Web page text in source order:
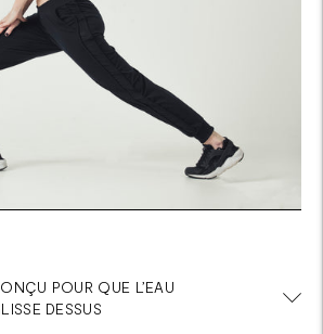
POUR QUE L’EAU
DESSUS